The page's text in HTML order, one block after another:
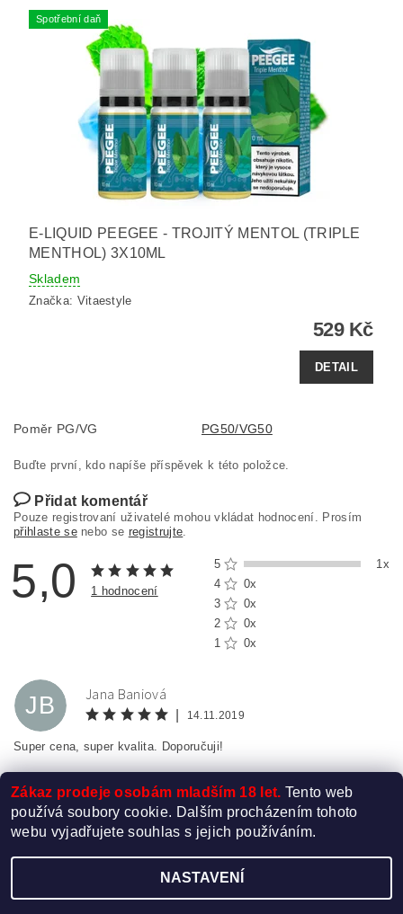
Spotřební daň
E-LIQUID PEEGEE - TROJITÝ MENTOL (TRIPLE
MENTHOL) 3X10ML
Skladem
Značka: Vitaestyle
529 Kč
DETAIL
Poměr PG/VG PG50/VG50
Buďte první, kdo napíše příspěvek k této položce.
Přidat komentář
Pouze registrovaní uživatelé mohou vkládat hodnocení. Prosím
přihlaste senebo se registrujte
5,0 1 hodnocení
5
1x
4
0x
3
0x
2
0x
1
0x
JB Jana Baniová
14.11.2019
Super cena, super kvalita. Doporučuji!
Zákaz prodeje osobám mladším 18 let. Tento web
používá soubory cookie. Dalším procházením tohoto
webu vyjadřujete souhlas s jejich používáním.
NASTAVENÍ